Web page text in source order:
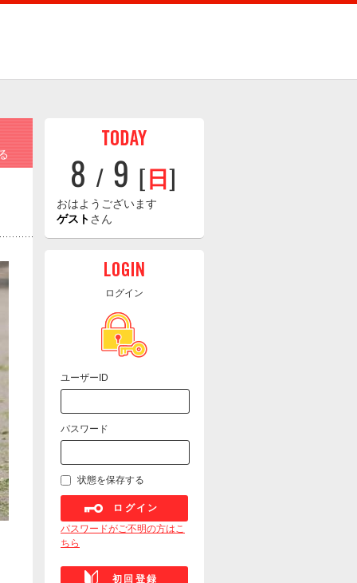
8 / 9 [日]
おはようございます
ゲストさん
ログイン
ユーザーID
パスワード
状態を保存する
ログイン
パスワードがご不明の方はこ
ちら
初回登録